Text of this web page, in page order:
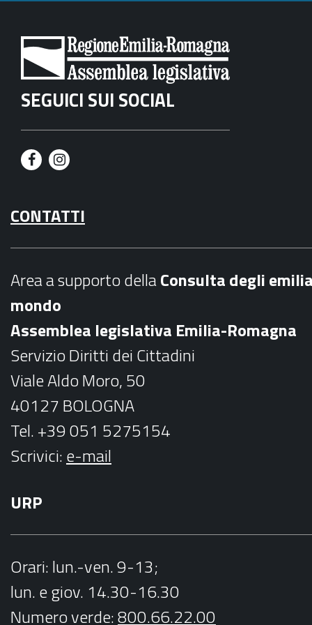
SEGUICI SUI SOCIAL
F
c
e
k
I
s
t
a
m
CONTATTI
Area a supporto dellaConsulta degli
mondo
Assemblea legislativa Emilia-Romagna
Servizio Diritti dei Cittadini
Viale Aldo Moro, 50
40127 BOLOGNA
Tel. +39 051 5275154
Scrivici:e-mail
URP
Orari: lun.-ven. 9-13;
lun. e giov. 14.30-16.30
Numero verde:800.66.22.00